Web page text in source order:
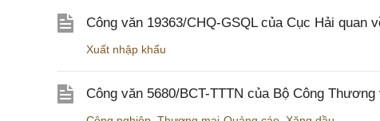
Công văn 19363/CHQ-GSQL của Cục Hải
Xuất nhập khẩu
Công văn 5680/BCT-TTTN của Bộ Công